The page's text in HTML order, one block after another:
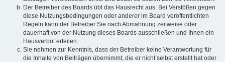
Der Betreiber des Boards übt das Hausrecht aus. Bei Verstößen gegen
diese Nutzungsbedingungen oder anderer im Board veröffentlichten
Regeln kann der Betreiber Sie nach Abmahnung zeitweise oder
dauerhaft von der Nutzung dieses Boards ausschließen und Ihnen ein
Hausverbot erteilen.
Sie nehmen zur Kenntnis, dass der Betreiber keine Verantwortung für
die Inhalte von Beiträgen übernimmt, die er nicht selbst erstellt hat oder